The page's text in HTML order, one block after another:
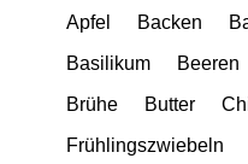
Apfel Backen
Basilikum
Beeren
Brühe
Butter
Frühlingszwiebeln